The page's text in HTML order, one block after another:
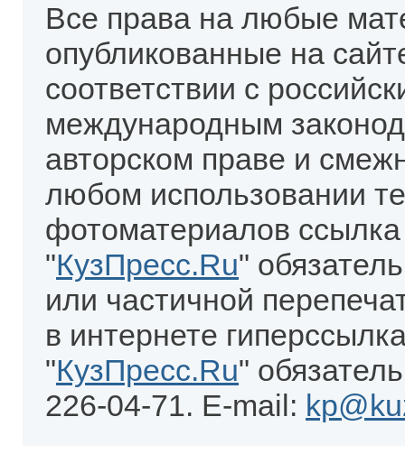
Все права на любые
опубликованные на
соответствии с
международным
авторском праве и
любом использовании
фотоматериалов
"КузПресс.Ru"
или частичной
в интернете
"КузПресс.Ru"
226-04-71. E-mail: